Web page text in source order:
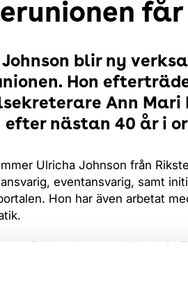
blir ny
Hon
Ann Mari
efter nästan 40 år i
Ulricha Johnson från
eventansvarig, samt
Hon har även arbetat
är bland annat utbildad vid